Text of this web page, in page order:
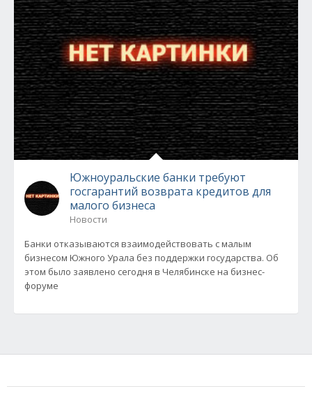
Южноуральские банки требуют
госгарантий возврата кредитов для
малого бизнеса
Новости
Банки отказываются взаимодействовать с малым
бизнесом Южного Урала без поддержки государства. Об
этом было заявлено сегодня в Челябинске на бизнес-
форуме